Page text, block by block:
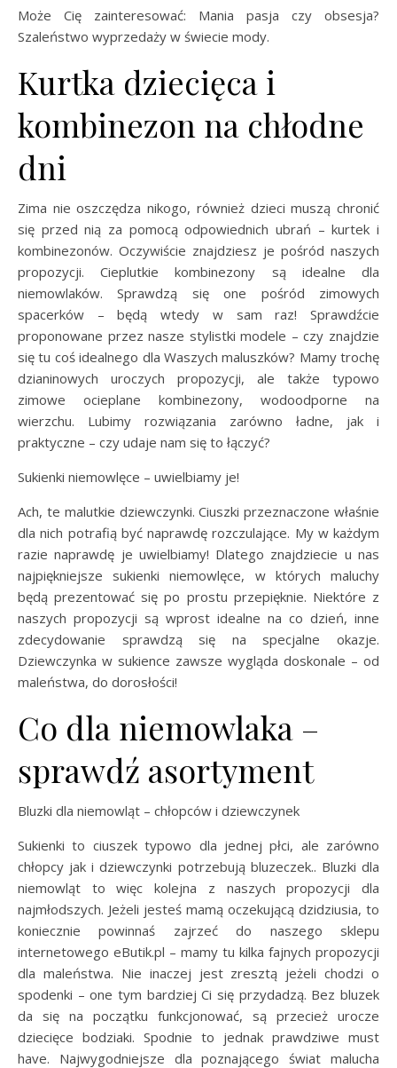
Może Cię zainteresować: Mania pasja czy obsesja?
Szaleństwo wyprzedaży w świecie mody.
Kurtka dziecięca i
kombinezon na chłodne
dni
Zima nie oszczędza nikogo, również dzieci muszą chronić
się przed nią za pomocą odpowiednich ubrań – kurtek i
kombinezonów. Oczywiście znajdziesz je pośród naszych
propozycji. Cieplutkie kombinezony są idealne dla
niemowlaków. Sprawdzą się one pośród zimowych
spacerków – będą wtedy w sam raz! Sprawdźcie
proponowane przez nasze stylistki modele – czy znajdzie
się tu coś idealnego dla Waszych maluszków? Mamy trochę
dzianinowych uroczych propozycji, ale także typowo
zimowe ocieplane kombinezony, wodoodporne na
wierzchu. Lubimy rozwiązania zarówno ładne, jak i
praktyczne – czy udaje nam się to łączyć?
Sukienki niemowlęce – uwielbiamy je!
Ach, te malutkie dziewczynki. Ciuszki przeznaczone właśnie
dla nich potrafią być naprawdę rozczulające. My w każdym
razie naprawdę je uwielbiamy! Dlatego znajdziecie u nas
najpiękniejsze sukienki niemowlęce, w których maluchy
będą prezentować się po prostu przepięknie. Niektóre z
naszych propozycji są wprost idealne na co dzień, inne
zdecydowanie sprawdzą się na specjalne okazje.
Dziewczynka w sukience zawsze wygląda doskonale – od
maleństwa, do dorosłości!
Co dla niemowlaka –
sprawdź asortyment
Bluzki dla niemowląt – chłopców i dziewczynek
Sukienki to ciuszek typowo dla jednej płci, ale zarówno
chłopcy jak i dziewczynki potrzebują bluzeczek.. Bluzki dla
niemowląt to więc kolejna z naszych propozycji dla
najmłodszych. Jeżeli jesteś mamą oczekującą dzidziusia, to
koniecznie powinnaś zajrzeć do naszego sklepu
internetowego eButik.pl – mamy tu kilka fajnych propozycji
dla maleństwa. Nie inaczej jest zresztą jeżeli chodzi o
spodenki – one tym bardziej Ci się przydadzą. Bez bluzek
da się na początku funkcjonować, są przecież urocze
dziecięce bodziaki. Spodnie to jednak prawdziwe must
have. Najwygodniejsze dla poznającego świat malucha